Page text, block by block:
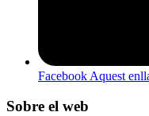
Facebook Aquest
Sobre el web